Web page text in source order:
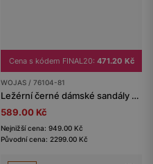
Cena s kódem FINAL20: 471.20 Kč
WOJAS / 76104-81
Ležérní černé dámské sandály z kvalitní kůže
589.00 Kč
Nejnižší cena: 949.00 Kč
Původní cena: 2299.00 Kč